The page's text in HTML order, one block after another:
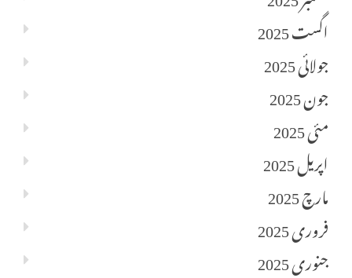
اگست 2025
جولائی 2025
جون 2025
مئی 2025
اپریل 2025
مارچ 2025
فروری 2025
جنوری 2025